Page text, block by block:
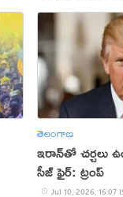
తెలంగాణ
‌ఇరాన్‌తో
సీజ్ ఫైర్: ట్రంప్
Jul 10, 2026, 16:07